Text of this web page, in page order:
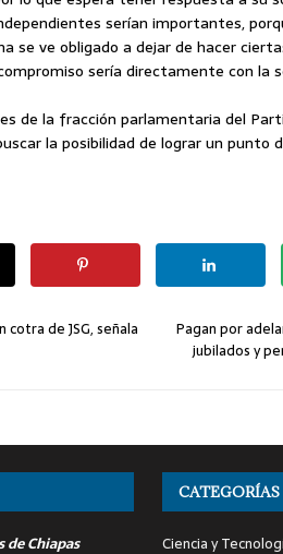
serían importantes,
se ve obligado a dejar de hacer
sería directamente con la
de la fracción parlamentaria del
la posibilidad de lograr un punto
de JSG, señala
Pagan por
jubilados y
Chiapas
CATEGORÍAS
Ciencia y